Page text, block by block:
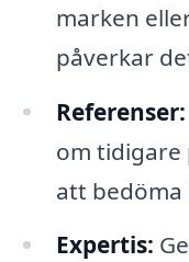
marken
påverkar
Referenser:
om
att
Expertis: